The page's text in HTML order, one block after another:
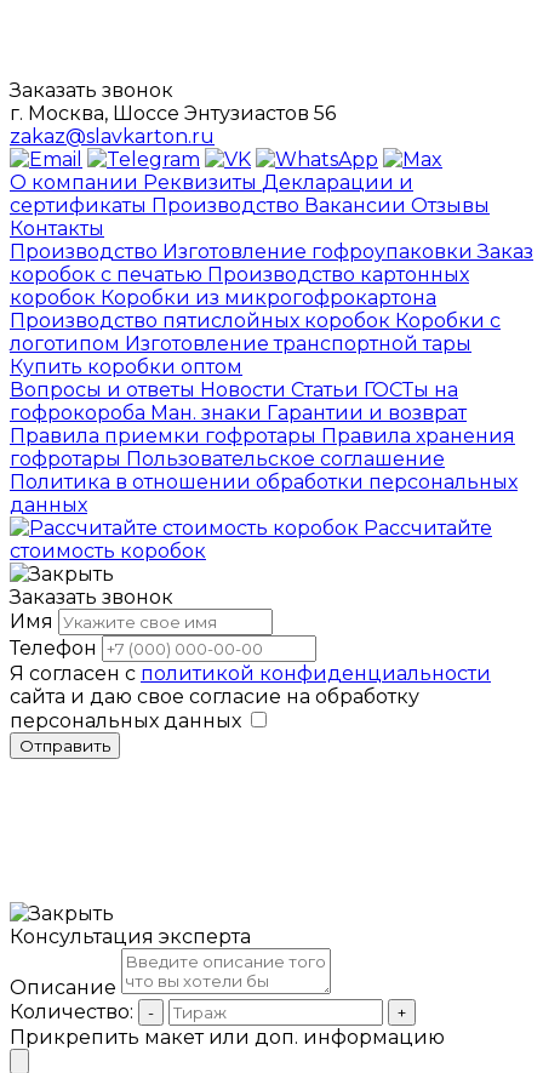
Заказать звонок
г. Москва, Шоссе Энтузиастов 56
zakaz@slavkarton.ru
О компании Реквизиты Декларации и
сертификаты Производство Вакансии Отзывы
Контакты
Производство Изготовление гофроупаковкиЗаказ
коробок с печатью Производство картонных
коробок Коробки из микрогофрокартона
Производство пятислойных коробок Коробки с
логотипом Изготовление транспортной тары
Купить коробки оптом
Вопросы и ответы Новости Статьи ГОСТы на
гофрокороба Ман. знаки Гарантии и возврат
Правила приемки гофротары Правила хранения
гофротары Пользовательское соглашение
Политика в отношении обработки персональных
данных
Рассчитайте
стоимость коробок
Заказать звонок
Имя
Телефон
Я согласен с политикой конфиденциальности
сайта и даю свое согласие на обработку
персональных данных
Отправить
Консультация эксперта
Описание
Количество:
- +
Прикрепить макет или доп. информацию